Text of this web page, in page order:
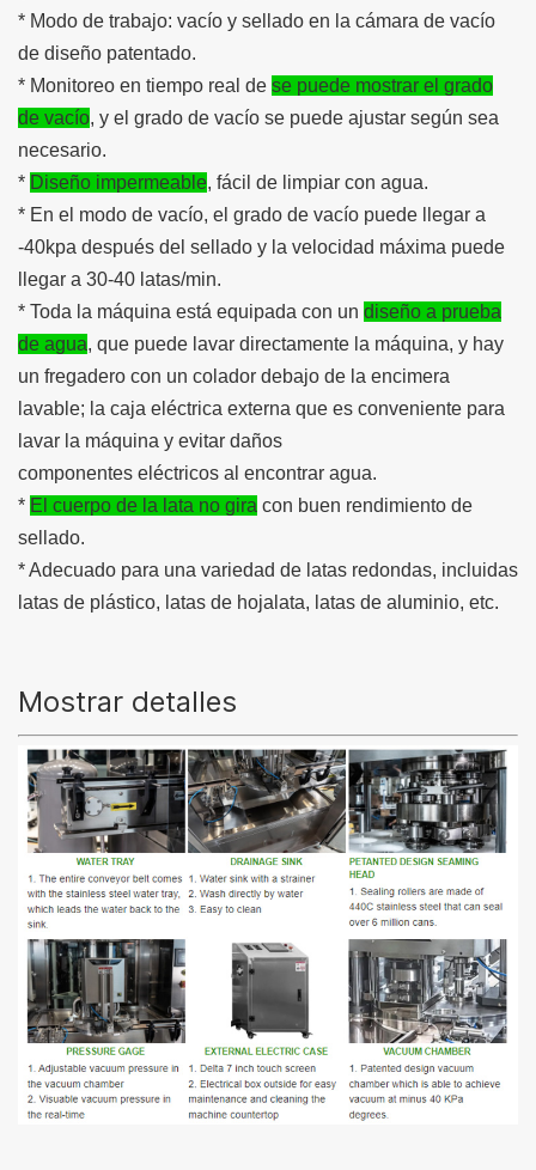
* Modo de trabajo: vacío y sellado en la cámara de vacío
de diseño patentado.
* Monitoreo en tiempo real de se puede mostrar el grado
de vacío, y el grado de vacío se puede ajustar según sea
necesario.
* Diseño impermeable, fácil de limpiar con agua.
* En el modo de vacío, el grado de vacío puede llegar a
-40kpa después del sellado y la velocidad máxima puede
llegar a 30-40 latas/min.
* Toda la máquina está equipada con un diseño a prueba
de agua, que puede lavar directamente la máquina, y hay
un fregadero con un colador debajo de la encimera
lavable; la caja eléctrica externa que es conveniente para
lavar la máquina y evitar daños
componentes eléctricos al encontrar agua.
* El cuerpo de la lata no gira con buen rendimiento de
sellado.
* Adecuado para una variedad de latas redondas, incluidas
latas de plástico, latas de hojalata, latas de aluminio, etc.
Mostrar detalles